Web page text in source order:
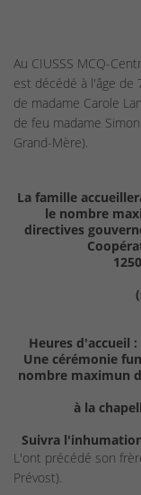
Au CIUSSS MCQ-
est décédé à l'âge de
de madame Carole
de feu madame
Grand-Mère).
La famille
le nombre
directives
Heures d'accueil
Une cérémonie
nombre maximun
à la
Suivra
L'ont précédé son
Prévost).